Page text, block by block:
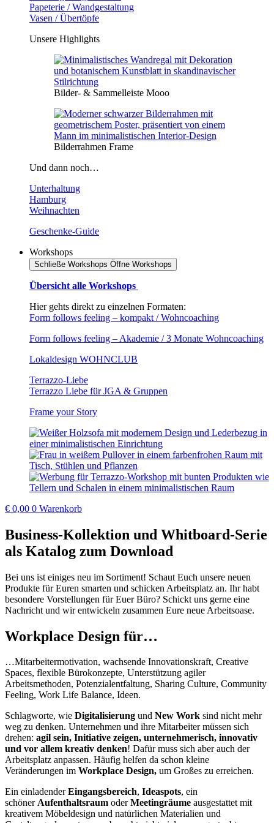
Papeterie / Wandgestaltung
Vasen / Übertöpfe
Unsere Highlights
Bilder- & Sammelleiste Mooo
Bilderrahmen Frame
Und dann noch…
Unterhaltung
Hamburg
Weihnachten
Geschenke-Guide
Workshops
Schließe Workshops Öffne Workshops
Übersicht alle Workshops
Hier gehts direkt zu einzelnen Formaten:
Form follows feeling – kompakt / Wohncoaching
Form follows feeling – Akademie / 3 Monate Wohncoaching
Lokaldesign WOHNCLUB
Terrazzo-Liebe
Terrazzo Liebe für JGA & Gruppen
Frame your Story
€ 0,00 0 Warenkorb
Business-Kollektion und Whitboard-Serie
als Katalog zum Download
Bei uns ist einiges neu im Sortiment! Schaut Euch unsere neuen
Produkte für Euren smarten und schicken Arbeitsplatz an. Ihr habt
besondere Vorstellungen für Euer Büro? Schickt uns gerne eine
Nachricht und wir entwickeln zusammen Eure neue Arbeitsoase.
Workplace Design für…
…Mitarbeitermotivation, wachsende Innovationskraft, Creative
Spaces, flexible Bürokonzepte, Unterstützung agiler
Arbeitsmethoden, Potenzialentfaltung, Sharing Culture, Community
Feeling, Work Life Balance, Ideen.
Schlagworte, wie Digitalisierung und New Work sind nicht mehr
weg zu denken. Unternehmen und ihre Mitarbeiter müssen sich
drehen: agil sein, Initiative zeigen, unternehmerisch, innovativ
und vor allem kreativ denken! Dafür muss sich aber auch der
Arbeitsplatz anpassen. Häufig helfen da schon kleine
Veränderungen im Workplace Design, um Großes zu erreichen.
Ein einladenderEingangsbereich, Ideaspots, ein
schönerAufenthaltsraum oderMeetingräume ausgestattet mit
kreativem Möbeldesign und natürlichen Materialien und